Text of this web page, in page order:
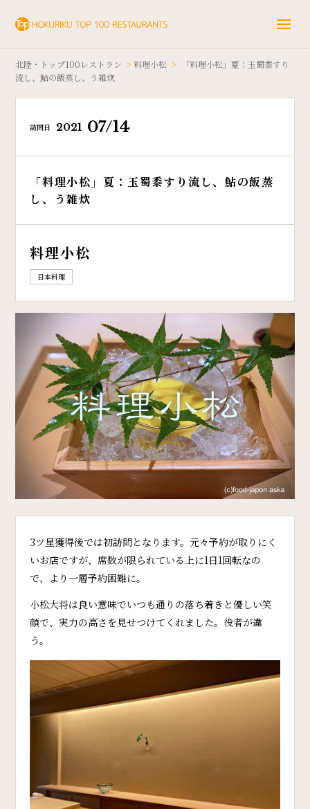
北陸・トップ100レストラン >料理小松 >
「料理小松」夏：玉蜀黍すり
流し、鮎の飯蒸し、う雑炊
訪問日 2021 07/14
「料理小松」夏：玉蜀黍すり流し、鮎の飯蒸
し、う雑炊
料理小松
日本料理
3ツ星獲得後では初訪問となります。元々予約が取りにく
いお店ですが、席数が限られている上に1日1回転なの
で、より一層予約困難に。
小松大将は良い意味でいつも通りの落ち着きと優しい笑
顔で、実力の高さを見せつけてくれました。役者が違
う。